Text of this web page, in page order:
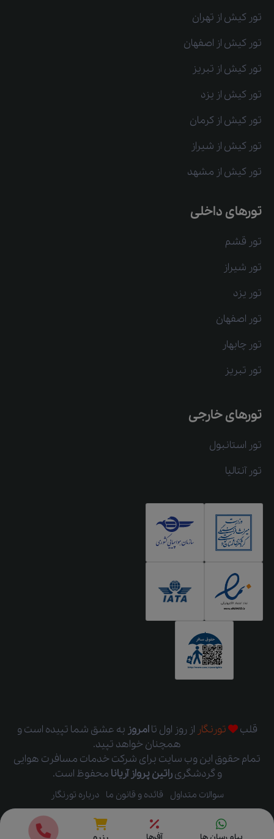
تور کیش از تهران
تور کیش از اصفهان
تور کیش از تبریز
تور کیش از یزد
تور کیش از کرمان
تور کیش از شیراز
تور کیش از مشهد
تورهای داخلی
تور قشم
تور شیراز
تور یزد
تور اصفهان
تور چابهار
تور تبریز
تورهای خارجی
تور استانبول
تور آنتالیا
قلب تورنگار از روز اول تاامروز به عشق شما تپیده است و
همچنان خواهد تپید.
تمام حقوق این وب سایت برای شرکت خدمات مسافرت هوایی
و گردشگریراتین پرواز آریانا محفوظ است.
سوالات متداول قائده و قانون ما درباره تورنگار
قیمت ها رزرو